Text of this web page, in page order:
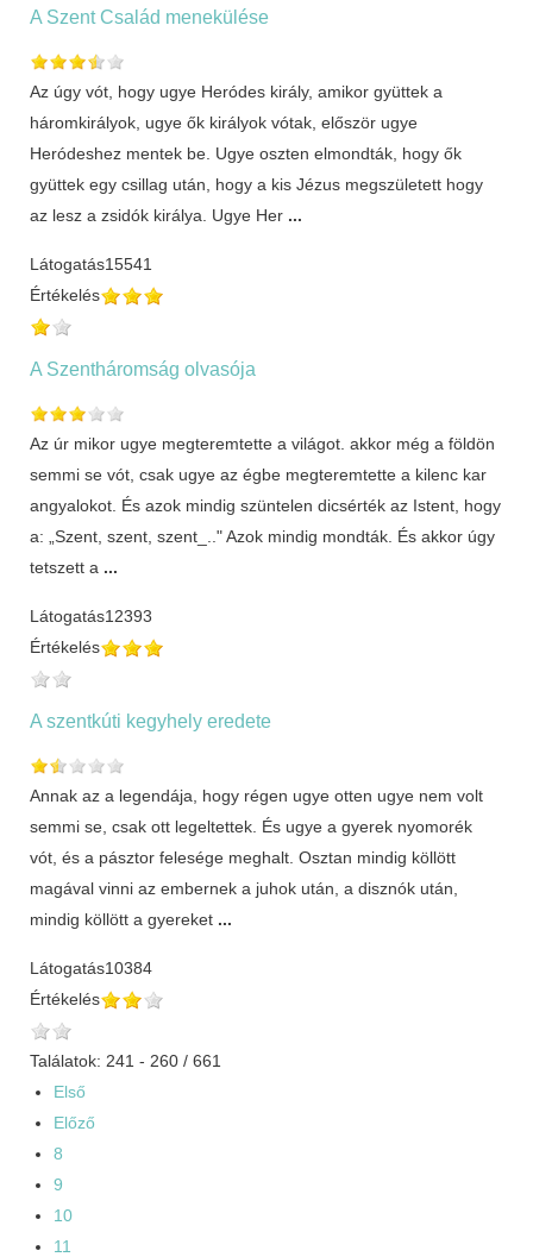
A Szent Család menekülése
Az úgy vót, hogy ugye Heródes király, amikor gyüttek a
háromkirályok, ugye ők királyok vótak, először ugye
Heródeshez mentek be. Ugye oszten elmondták, hogy ők
gyüttek egy csillag után, hogy a kis Jézus megszületett hogy
az lesz a zsidók királya. Ugye Her ...
Látogatás15541
Értékelés
A Szentháromság olvasója
Az úr mikor ugye megteremtette a világot. akkor még a földön
semmi se vót, csak ugye az égbe megteremtette a kilenc kar
angyalokot. És azok mindig szüntelen dicsérték az Istent, hogy
a: „Szent, szent, szent_.." Azok mindig mondták. És akkor úgy
tetszett a ...
Látogatás12393
Értékelés
A szentkúti kegyhely eredete
Annak az a legendája, hogy régen ugye otten ugye nem volt
semmi se, csak ott legeltettek. És ugye a gyerek nyomorék
vót, és a pásztor felesége meghalt. Osztan mindig köllött
magával vinni az embernek a juhok után, a disznók után,
mindig köllött a gyereket ...
Látogatás10384
Értékelés
Találatok: 241 - 260 / 661
Első
Előző
8
9
10
11